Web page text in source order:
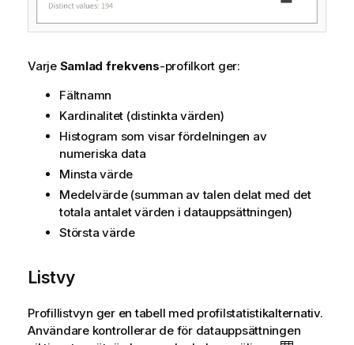
Varje Samlad frekvens-profilkort ger:
Fältnamn
Kardinalitet (distinkta värden)
Histogram som visar fördelningen av
numeriska data
Minsta värde
Medelvärde (summan av talen delat med det
totala antalet värden i datauppsättningen)
Största värde
Listvy
Profillistvyn ger en tabell med profilstatistikalternativ.
Användare kontrollerar de för datauppsättningen